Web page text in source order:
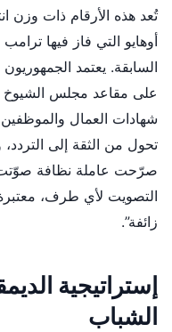
تُعد هذه الأرقام ذات وزن
السابقة. يعتمد
على مقاعد مجلس الشيوخ
شهادات العمال
تحول من الثقة إلى
صرّحت عاملة نظافة صوّتت
التصويت لأي طرف،
زائفة”.
إستراتيجية
الشباب